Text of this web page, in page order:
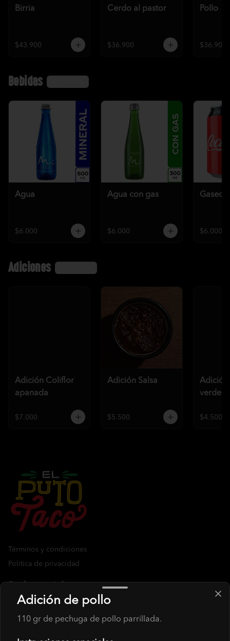
Birria
$43.900
Cerdo al pastor
$36.900
Pollo
$36.900
Bebidas
Agua
$6.000
Agua con gas
$6.000 $6.000
Adiciones
Adición Coliflor
apanada
$7.000
Adición Salsa
$5.500
Adición
verde
$4.500
Términos y condiciones
Política de privacidad
Facebook
Adición de pollo
110 gr de pechuga de pollo parrillada.